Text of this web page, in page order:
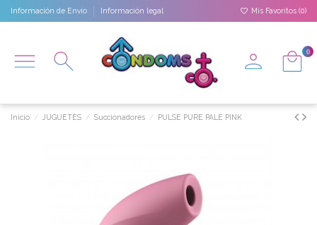
Información de Envío Información legal Mis Favoritos (0)
0
Inicio JUGUETES Succionadores PULSE PURE PALE PINK